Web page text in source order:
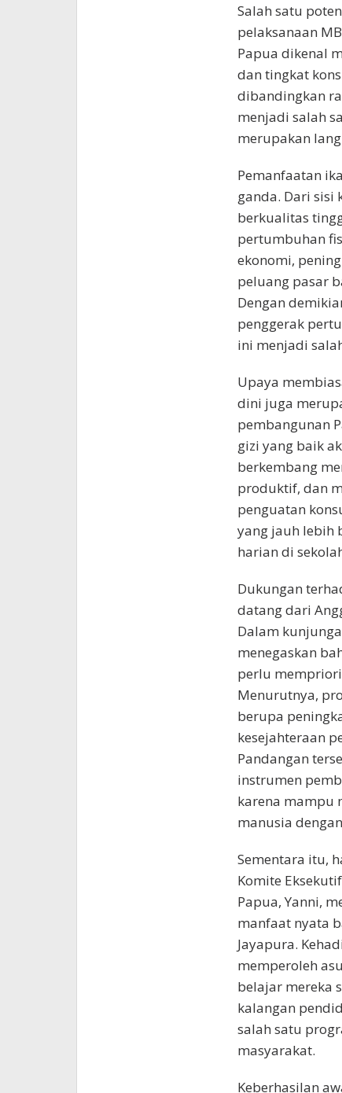
Salah satu
pelaksanaan
Papua dikenal
dan tingkat
dibandingkan
menjadi salah
merupakan
Pemanfaatan
ganda. Dari sisi
berkualitas
pertumbuhan
ekonomi,
peluang pasar
Dengan
penggerak
ini menjadi
Upaya
dini juga
pembangunan
gizi yang baik
berkembang
produktif, dan
penguatan
yang jauh lebih
harian di
Dukungan
datang dari
Dalam
menegaskan
perlu
Menurutnya,
berupa
kesejahteraan
Pandangan
instrumen
karena mampu
manusia
Sementara itu,
Komite
Papua, Yanni,
manfaat nyata
Jayapura.
memperoleh
belajar mereka
kalangan
salah satu
masyarakat.
Keberhasilan